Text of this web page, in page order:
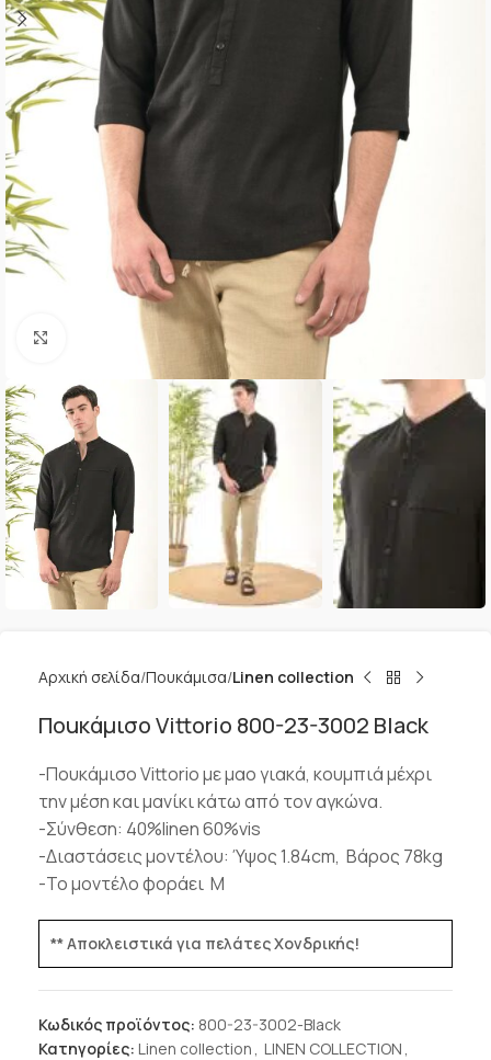
Κλικ για μεγέθυνση
Αρχική σελίδα Πουκάμισα Linen collection
Ποuκάμισο Vittorio 800-23-3002 Black
-Πουκάμισο Vittorio με μαο γιακά, κουμπιά μέχρι
την μέση και μανίκι κάτω από τον αγκώνα.
-Σύνθεση: 40%linen 60%vis
-Διαστάσεις μοντέλου: Ύψος 1.84cm, Βάρος 78kg
-Το μοντέλο φοράει M
** Αποκλειστικά για πελάτες Χονδρικής!
Κωδικός προϊόντος: 800-23-3002-Black
Κατηγορίες: Linen collection , LINEN COLLECTION ,